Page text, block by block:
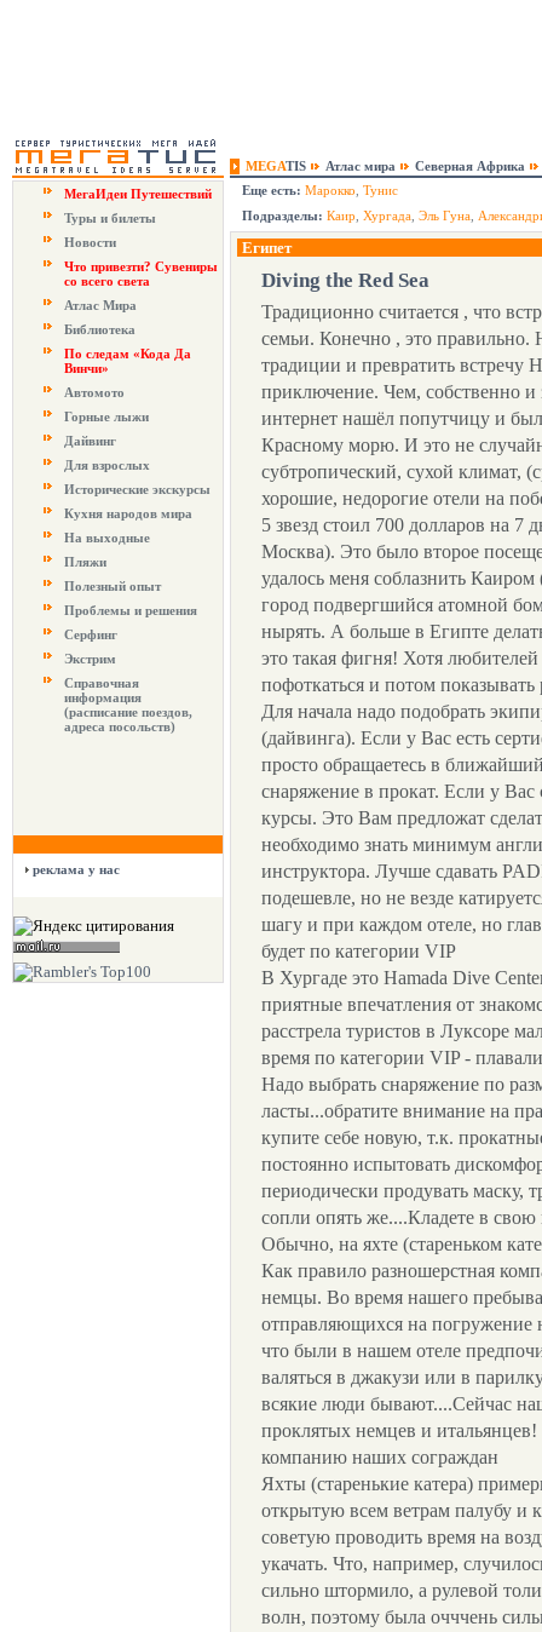
MEGATIS Атлас мира
Северная Африка
МегаИдеи Путешествий
Туры и билеты
Новости
Что привезти? Сувениры
со всего света
Атлас Мира
Библиотека
По следам «Кода Да
Винчи»
Автомото
Горные лыжи
Дайвинг
Для взрослых
Исторические экскурсы
Кухня народов мира
На выходные
Пляжи
Полезный опыт
Проблемы и решения
Серфинг
Экстрим
Справочная
информация
(расписание поездов,
адреса посольств)
реклама у нас
Еще есть: Марокко Тунис
Подразделы: Каир Хургада Эль Гуна
Египет
Diving the Red Sea
Традиционно считается , что
семьи. Конечно , это правильно.
традиции и превратить встречу
приключение. Чем, собственно
интернет нашёл попутчицу и
Красному морю. И это не
субтропический, сухой климат,
хорошие, недорогие отели на
5 звезд стоил 700 долларов на 7
Москва). Это было второе
удалось меня соблазнить
город подвергшийся атомной
нырять. А больше в Египте
это такая фигня! Хотя
пофоткаться и потом
Для начала надо подобрать
(дайвинга). Если у Вас есть
просто обращаетесь в
снаряжение в прокат. Если у Вас
курсы. Это Вам предложат
необходимо знать минимум
инструктора. Лучше сдавать
подешевле, но не везде
шагу и при каждом отеле, но
будет по категории VIP
В Хургаде это Hamada Dive
приятные впечатления от
расстрела туристов в Луксоре
время по категории VIP -
Надо выбрать снаряжение по
ласты...обратите внимание на
купите себе новую, т.к.
постоянно испытовать
периодически продувать маску,
сопли опять же....Кладете в
Обычно, на яхте (стареньком
Как правило разношерстная
немцы. Во время нашего
отправляющихся на погружение
что были в нашем отеле
валяться в джакузи или в
всякие люди бывают....Сейчас
проклятых немцев и
компанию наших сограждан
Яхты (старенькие катера)
открытую всем ветрам палубу
советую проводить время на
укачать. Что, например,
сильно штормило, а рулевой
волн, поэтому была очччень